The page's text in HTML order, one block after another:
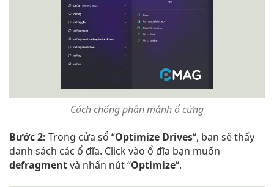
Cách chống phân mảnh ổ cứng
Bước 2: Trong cửa sổ “Optimize Drives“, bạn sẽ thấy
danh sách các ổ đĩa. Click vào ổ đĩa bạn muốn
defragmentvà nhấn nút “Optimize“.